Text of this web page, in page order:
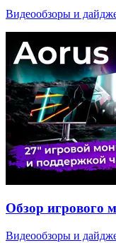
Видеообзоры и
Обзор игрового
Видеообзоры и